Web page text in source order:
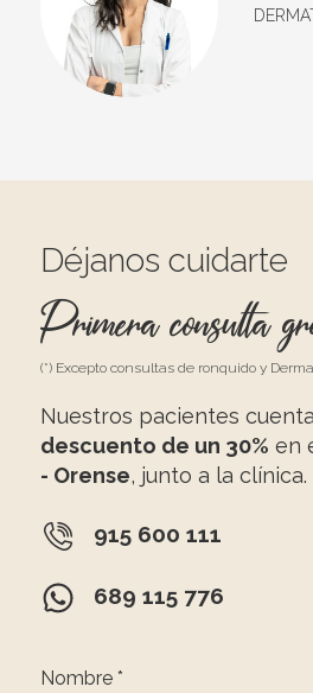
Déjanos cuidarte
Primera consulta
(*) Excepto consultas de ronquido y
Nuestros pacientes
descuento de un 30% en
- Orense, junto a la clínica.
915 600 111
689 115 776
Nombre *